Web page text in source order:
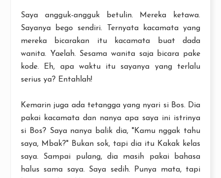
Saya angguk-angguk betulin. Mereka ketawa.
Sayanya bego sendiri. Ternyata kacamata yang
mereka bicarakan itu kacamata buat dada
wanita. Yaelah. Sesama wanita saja bicara pake
kode. Eh, apa waktu itu sayanya yang terlalu
serius ya? Entahlah!
Kemarin juga ada tetangga yang nyari si Bos. Dia
pakai kacamata dan nanya apa saya ini istrinya
si Bos? Saya nanya balik dia, "Kamu nggak tahu
saya, Mbak?" Bukan sok, tapi dia itu Kakak kelas
saya. Sampai pulang, dia masih pakai bahasa
halus sama saya. Saya sedih. Punya mata, tapi